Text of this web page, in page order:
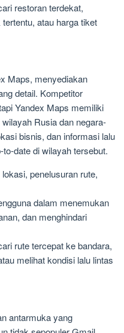
restoran terdekat,
atau harga tiket
Maps, menyediakan
detail. Kompetitor
Yandex Maps memiliki
Rusia dan negara-
bisnis, dan informasi lalu
date di wilayah tersebut.
penelusuran rute,
dalam menemukan
dan menghindari
rute tercepat ke bandara,
melihat kondisi lalu lintas
antarmuka yang